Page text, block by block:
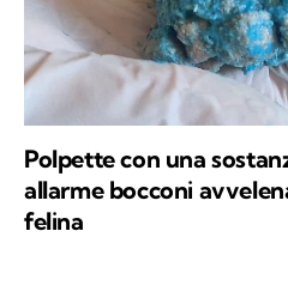
Polpette con una
allarme bocconi
felina